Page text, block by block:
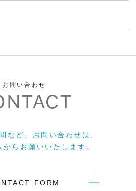
お問い合わせ
など、お問い合わせは、
からお願いいたします。
FORM